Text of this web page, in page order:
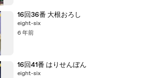
16回36番 大根おろし
eight-six
6 年前
16回41番 はりせんぼん
eight-six